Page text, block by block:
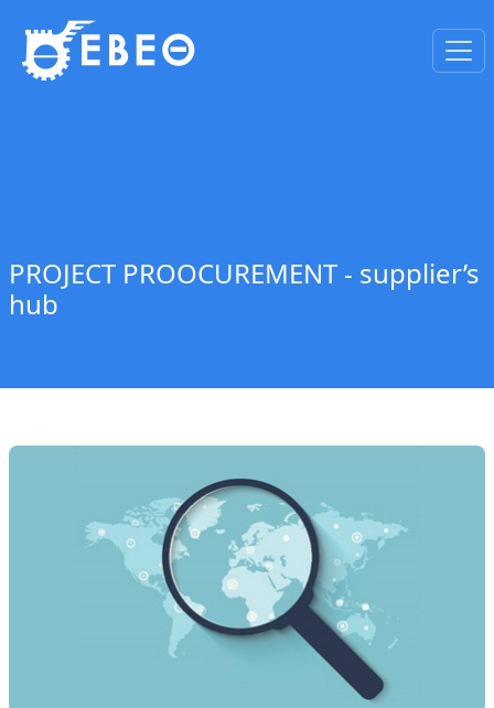
PROJECT PROOCUREMENT - supplier’s
hub